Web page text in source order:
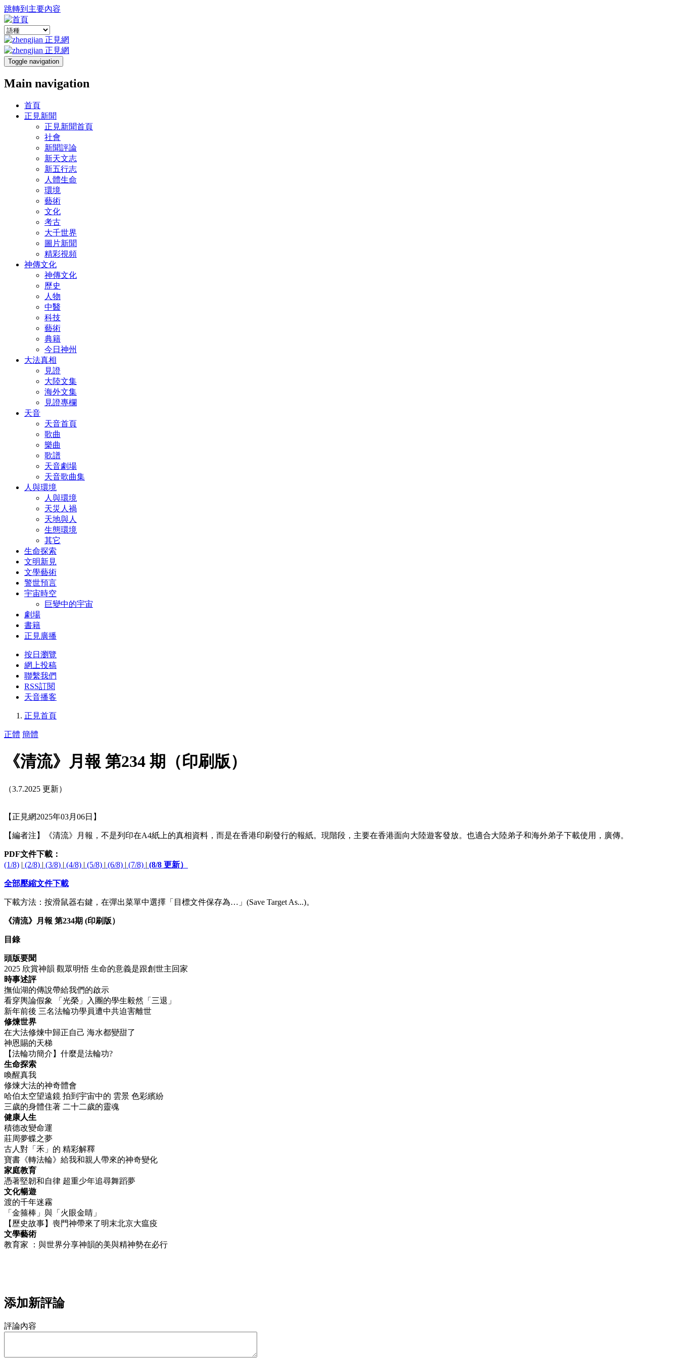
跳轉到主要內容
Toggle navigation
Main navigation
首頁
正見新聞
正見新聞首頁
社會
新聞評論
新天文志
新五行志
人體生命
環境
藝術
文化
考古
大千世界
圖片新聞
精彩視頻
神傳文化
神傳文化
歷史
人物
中醫
科技
藝術
典籍
今日神州
大法真相
見證
大陸文集
海外文集
見證專欄
天音
天音首頁
歌曲
樂曲
歌譜
天音劇場
天音歌曲集
人與環境
人與環境
天災人禍
天地與人
生態環境
其它
生命探索
文明新見
文學藝術
警世預言
宇宙時空
巨變中的宇宙
劇場
書籍
正見廣播
按日瀏覽
網上投稿
聯繫我們
RSS訂閱
天音播客
正見首頁
正體 簡體
《清流》月報 第234 期（印刷版）
（3.7.2025 更新）
【正見網2025年03月06日】
【編者注】《清流》月報，不是列印在A4紙上的真相資料，而是在香港印刷發行的報紙。現階段，主要在香港面向大陸遊客發放。也適合大陸弟子和海外弟子下載使用，廣傳。
PDF文件下載：
(1/8) | (2/8) | (3/8) | (4/8) | (5/8) | (6/8) | (7/8) | (8/8 更新）
全部壓縮文件下載
下載方法：按滑鼠器右鍵，在彈出菜單中選擇「目標文件保存為…」(Save Target As...)。
《清流》月報 第234期 (印刷版）
目錄
頭版要聞
2025 欣賞神韻 觀眾明悟 生命的意義是跟創世主回家
時事述評
撫仙湖的傳說帶給我們的啟示
看穿輿論假象 「光榮」入團的學生毅然「三退」
新年前後 三名法輪功學員遭中共迫害離世
修煉世界
在大法修煉中歸正自己 海水都變甜了
神恩賜的天梯
【法輪功簡介】什麼是法輪功?
生命探索
喚醒真我
修煉大法的神奇體會
哈伯太空望遠鏡 拍到宇宙中的 雲景 色彩繽紛
三歲的身體住著 二十二歲的靈魂
健康人生
積德改變命運
莊周夢蝶之夢
古人對「禾」的 精彩解釋
寶書《轉法輪》給我和親人帶來的神奇變化
家庭教育
憑著堅韌和自律 超重少年追尋舞蹈夢
文化暢遊
渡的千年迷霧
「金箍棒」與「火眼金睛」
【歷史故事】喪門神帶來了明末北京大瘟疫
文學藝術
教育家 ：與世界分享神韻的美與精神勢在必行
添加新評論
評論內容